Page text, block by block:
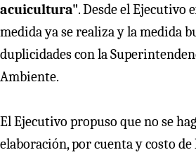
acuicultura". Desde el Ejecutivo
medida ya se realiza y la medida
duplicidades con la
Ambiente.
El Ejecutivo propuso que no se
elaboración, por cuenta y costo